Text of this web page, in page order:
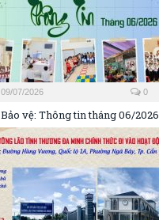
09/07/2026 0
Bảo vệ: Thông tin tháng 06/2026